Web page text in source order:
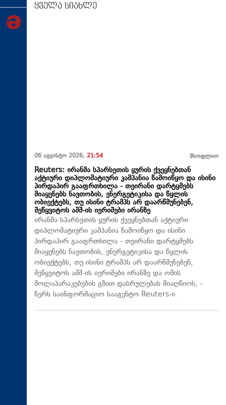
ყველა სიახლე
06 აგვისტო 2026, 21:54 მსოფლიო
Reuters: ირანმა სპარსეთის ყურის ქვეყნებთან
აქტიური დიპლომატიური კამპანია წამოიწყო და ისინი
პირდაპირ გააფრთხილა - თეირანი დარტყმებს
მიაყენებს ნავთობის, ენერგეტიკისა და წყლის
ობიექტებს, თუ ისინი ტრამპს არ დაარწმუნებენ,
შეწყვიტოს აშშ-ის იერიშები ირანზე
ირანმა სპარსეთის ყურის ქვეყნებთან აქტიური
დიპლომატიური კამპანია წამოიწყო და ისინი
პირდაპირ გააფრთხილა - თეირანი დარტყმებს
მიაყენებს ნავთობის, ენერგეტიკისა და წყლის
ობიექტებს, თუ ისინი ტრამპს არ დაარწმუნებენ,
შეწყვიტოს აშშ-ის იერიშები ირანზე და ომის
მოლაპარაკებების გზით დასრულებას მიაღწიოს, -
წერს საინფორმაციო სააგენტო Reuters-ი.